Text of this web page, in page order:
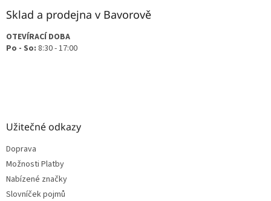
Sklad a prodejna v Bavorově
OTEVÍRACÍ DOBA
Po - So: 8:30 - 17:00
Užitečné odkazy
Doprava
Možnosti Platby
Nabízené značky
Slovníček pojmů